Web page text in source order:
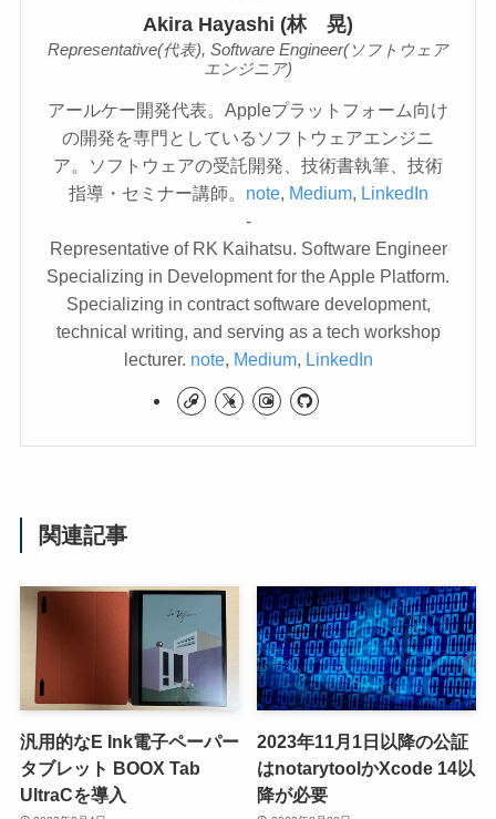
Akira Hayashi (林 晃)
Representative(代表), Software Engineer(ソフトウェア
エンジニア)
アールケー開発代表。Appleプラットフォーム向け
の開発を専門としているソフトウェアエンジニ
ア。ソフトウェアの受託開発、技術書執筆、技術
指導・セミナー講師。 note, Medium, LinkedIn
-
Representative of RK Kaihatsu. Software Engineer
Specializing in Development for the Apple Platform.
Specializing in contract software development,
technical writing, and serving as a tech workshop
lecturer. note, Medium, LinkedIn
関連記事
汎用的なE Ink電子ペーパー
タブレット BOOX Tab
UltraCを導入
2023年11月1日以降の公証
はnotarytoolかXcode 14以
降が必要